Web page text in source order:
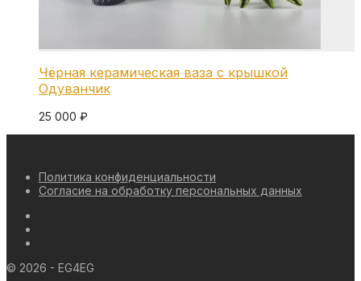
Чёрная керамическая ваза с крышкой
Одуванчик
25 000 ₽
Политика конфиденциальности
Согласие на обработку персональных данных
© 2026 - EG4EG